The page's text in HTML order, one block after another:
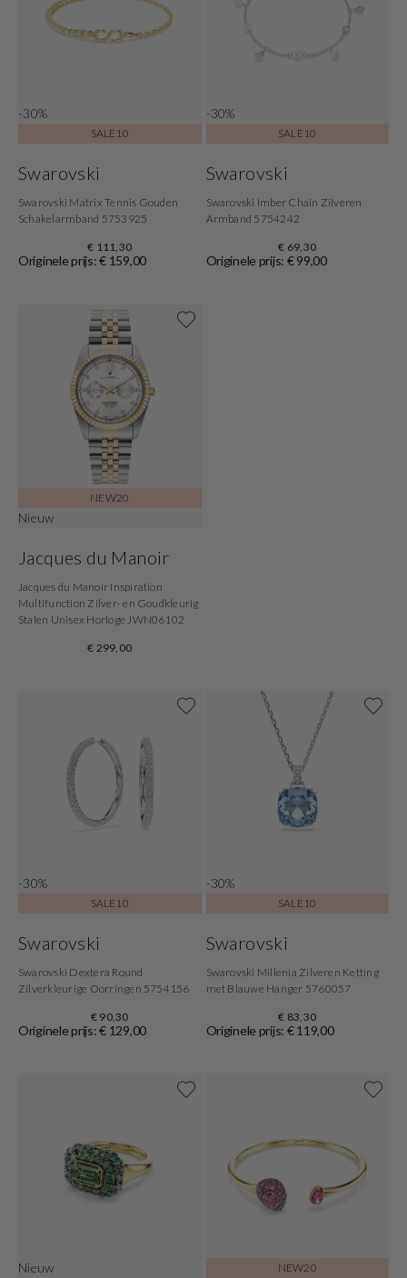
-30%
SALE10
Swarovski
Swarovski Matrix Tennis Gouden
Schakelarmband 5753925
€ 111,30
Originele prijs: € 159,00
-30%
SALE10
Swarovski
Swarovski Imber Chain Zilveren
Armband 5754242
€ 69,30
Originele prijs: € 99,00
NEW20
Nieuw
Jacques du Manoir
Jacques du Manoir Inspiration
Multifunction Zilver- en Goudkleurig
Stalen Unisex Horloge JWN06102
€ 299,00
-30%
SALE10
Swarovski
Swarovski Dextera Round
Zilverkleurige Oorringen 5754156
€ 90,30
Originele prijs: € 129,00
-30%
SALE10
Swarovski
Swarovski Millenia Zilveren Ketting
met Blauwe Hanger 5760057
€ 83,30
Originele prijs: € 119,00
Nieuw NEW20